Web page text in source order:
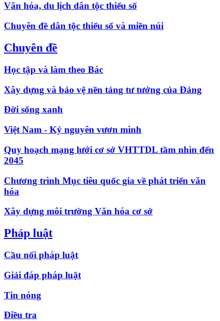
Văn hóa, du lịch dân tộc thiểu số
Chuyên đề dân tộc thiểu số và miền núi
Chuyên đề
Học tập và làm theo Bác
Xây dựng và bảo vệ nền tảng tư tưởng của Đảng
Đời sống xanh
Việt Nam - Kỷ nguyên vươn mình
Quy hoạch mạng lưới cơ sở VHTTDL tầm nhìn đến
2045
Chương trình Mục tiêu quốc gia về phát triển văn
hóa
Xây dựng môi trường Văn hóa cơ sở
Pháp luật
Cầu nối pháp luật
Giải đáp pháp luật
Tin nóng
Điều tra